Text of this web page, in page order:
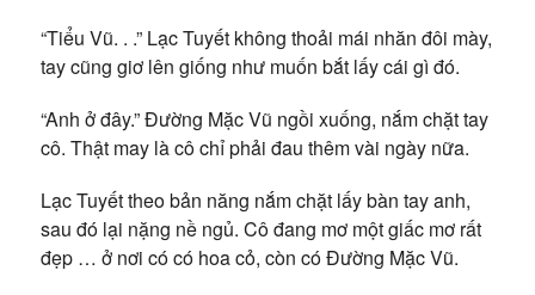
“Tiểu Vũ. . .” Lạc Tuyết không thoải mái nhăn đôi mày,
tay cũng giơ lên giống như muốn bắt lấy cái gì đó.
“Anh ở đây.” Đường Mặc Vũ ngồi xuống, nắm chặt tay
cô. Thật may là cô chỉ phải đau thêm vài ngày nữa.
Lạc Tuyết theo bản năng nắm chặt lấy bàn tay anh,
sau đó lại nặng nề ngủ. Cô đang mơ một giấc mơ rất
đẹp … ở nơi có có hoa cỏ, còn có Đường Mặc Vũ.